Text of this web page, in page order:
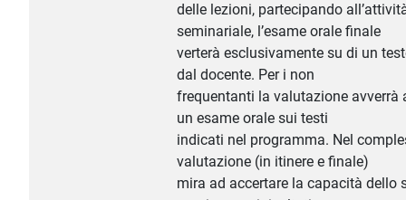
delle lezioni, partecipando
seminariale, l’esame orale finale
verterà esclusivamente su di un
dal docente. Per i non
frequentanti la valutazione avverrà
un esame orale sui testi
indicati nel programma. Nel
valutazione (in itinere e finale)
mira ad accertare la capacità dello